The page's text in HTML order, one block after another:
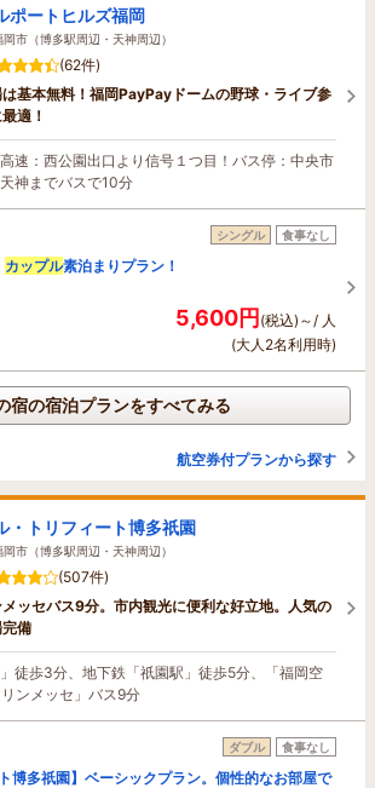
ポートヒルズ福岡
市（博多駅周辺・天神周辺）
(62件)
基本無料！福岡PayPayドームの野球・ライブ参
適！
速：西公園出口より信号１つ目！バス停：中央市
神までバスで10分
シングル 食事なし
カップル素泊まりプラン！
5,600円(税込)～/ 人
(大人2名利用時)
宿の宿泊プランをすべてみる
航空券付プランから探す
・トリフィート博多祇園
市（博多駅周辺・天神周辺）
(507件)
メッセバス9分。市内観光に便利な好立地。人気の
備
徒歩3分、地下鉄「祇園駅」徒歩5分、「福岡空
ンメッセ」バス9分
ダブル 食事なし
博多祇園】ベーシックプラン。個性的なお部屋で